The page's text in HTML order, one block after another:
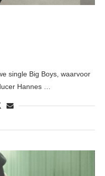
single Big Boys, waarvoor
Hannes …